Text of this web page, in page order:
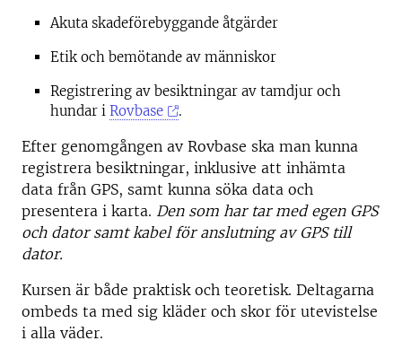
Akuta skadeförebyggande åtgärder
Etik och bemötande av människor
Registrering av besiktningar av tamdjur och
hundar i Rovbase .
Efter genomgången av Rovbase ska man kunna
registrera besiktningar, inklusive att inhämta
data från GPS, samt kunna söka data och
presentera i karta. Den som har tar med egen GPS
och dator samt kabel för anslutning av GPS till
dator.
Kursen är både praktisk och teoretisk. Deltagarna
ombeds ta med sig kläder och skor för utevistelse
i alla väder.